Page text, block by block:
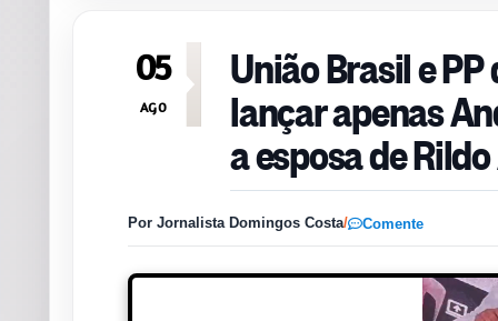
05
AGO
União Brasil e
lançar apenas
a esposa de
Por Jornalista Domingos Costa/ Comente